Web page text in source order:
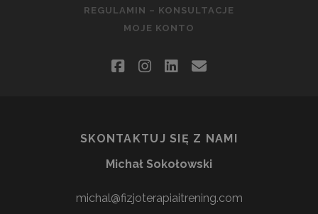
REGULAMIN – KONSULTACJE
MOJE KONTO
facebookinstagram
linkedin
email
SKONTAKTUJ SIĘ Z NAMI
Michał Sokołowski
michal@fizjoterapiaitrening.com